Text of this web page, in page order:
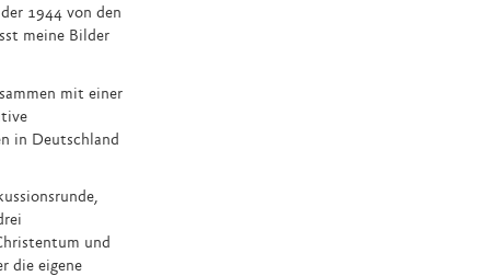
1944 von den
meine Bilder
mit einer
in Deutschland
und
die eigene